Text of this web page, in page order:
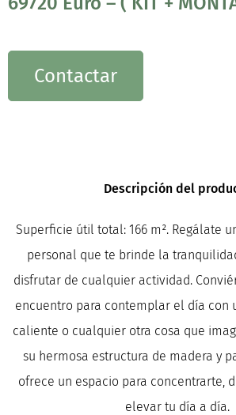
Contactar
Descripción del
Superficie útil total: 166 m². Regálate
personal que te brinde la
disfrutar de cualquier actividad.
encuentro para contemplar el día con
caliente o cualquier otra cosa que
su hermosa estructura de madera y
ofrece un espacio para concentrarte,
elevar tu día a día.